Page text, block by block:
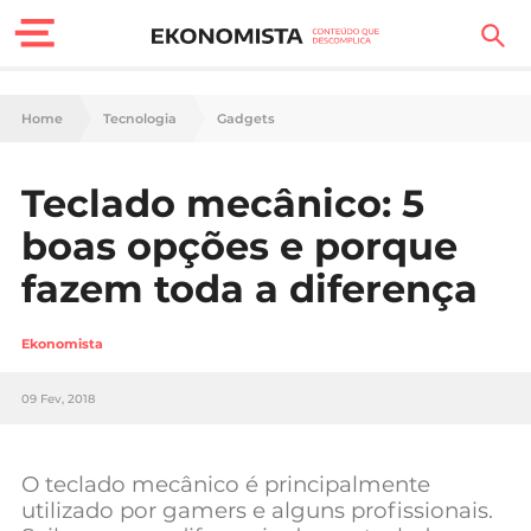
Finanças Pessoais
Carreira
Casa
Lifestyle
Sociedade
Negócios
Home Tecnologia Gadgets
Teclado mecânico: 5
boas opções e porque
fazem toda a diferença
Ekonomista
09 Fev, 2018
O teclado mecânico é principalmente
utilizado por gamers e alguns profissionais.